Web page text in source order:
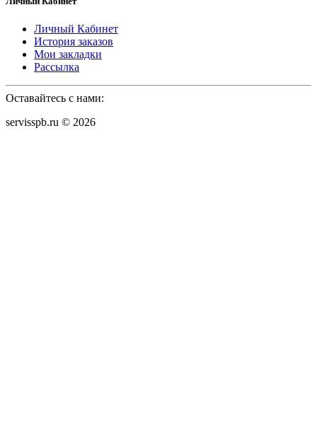
Личный Кабинет
История заказов
Мои закладки
Рассылка
Оставайтесь с нами:
servisspb.ru © 2026